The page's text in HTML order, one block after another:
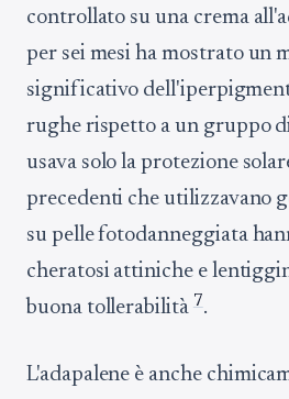
controllato su una crema
per sei mesi ha mostrato un
significativo
rughe rispetto a un gruppo
usava solo la protezione
precedenti che utilizzavano
su pelle fotodanneggiata
cheratosi attiniche e
buona tollerabilità 7.
L'adapalene è anche